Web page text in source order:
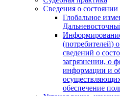
Сведения о
Глобальное
(потребителей)
сведений о
загрязнении, о
информации и
обеспечение